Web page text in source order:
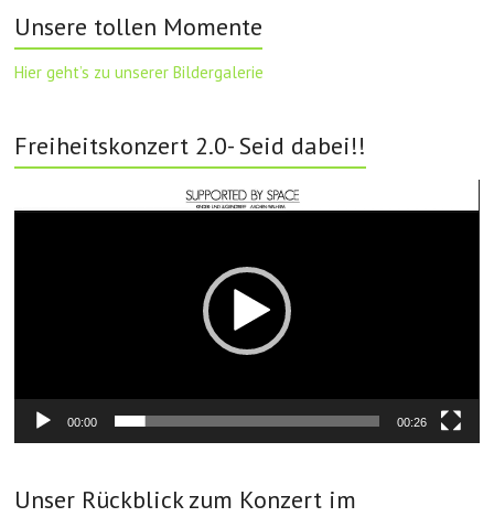
Unsere tollen Momente
Hier geht’s zu unserer Bildergalerie
Freiheitskonzert 2.0- Seid dabei!!
Player
00:00 00:26
Unser Rückblick zum Konzert im